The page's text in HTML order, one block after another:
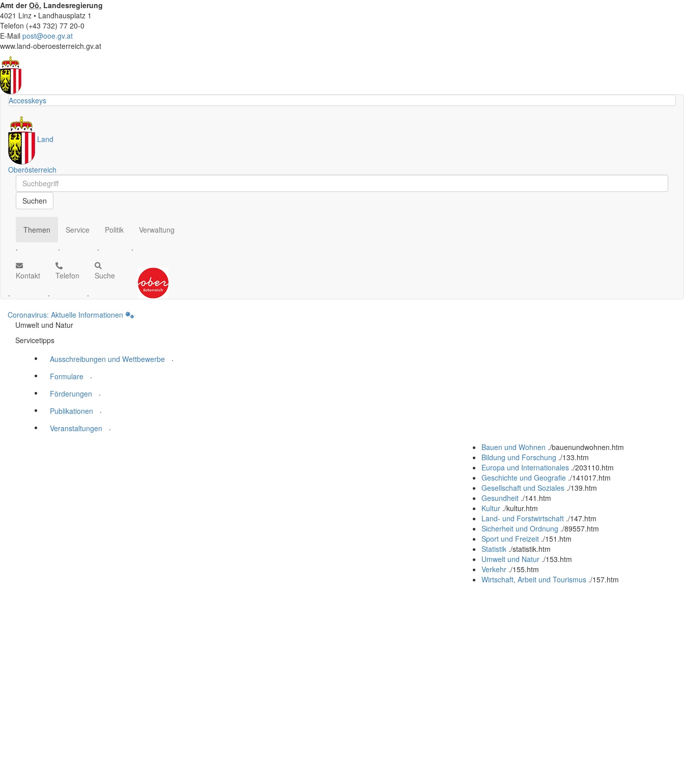
Amt derOö. Landesregierung
4021 Linz • Landhausplatz 1
Telefon (+43 732) 77 20-0
E-Mail post@ooe.gv.at
www.land-oberoesterreich.gv.at
Accesskeys
Land
Oberösterreich
Schnellsuche
Schnellsuche
Suchen
Themen
.
Service
.
Politik
.
Verwaltung
.
Kontakt
.
Telefon
.
Suche
.
Coronavirus: Aktuelle Informationen
Umwelt und Natur
Servicetipps
Ausschreibungen und Wettbewerbe
.
Formulare
.
Förderungen
.
Publikationen
.
Veranstaltungen
.
Bauen und Wohnen ./bauenundwohnen.htm
Bildung und Forschung ./133.htm
Europa und Internationales ./203110.htm
Geschichte und Geografie ./141017.htm
Gesellschaft und Soziales ./139.htm
Gesundheit ./141.htm
Kultur ./kultur.htm
Land- und Forstwirtschaft ./147.htm
Sicherheit und Ordnung ./89557.htm
Sport und Freizeit ./151.htm
Statistik ./statistik.htm
Umwelt und Natur ./153.htm
Verkehr ./155.htm
Wirtschaft, Arbeit und Tourismus ./157.htm